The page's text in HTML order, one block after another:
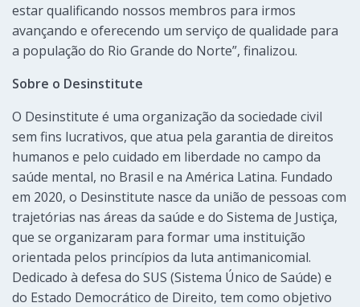
estar qualificando nossos membros para irmos
avançando e oferecendo um serviço de qualidade para
a população do Rio Grande do Norte”, finalizou.
Sobre o Desinstitute
O Desinstitute é uma organização da sociedade civil
sem fins lucrativos, que atua pela garantia de direitos
humanos e pelo cuidado em liberdade no campo da
saúde mental, no Brasil e na América Latina. Fundado
em 2020, o Desinstitute nasce da união de pessoas com
trajetórias nas áreas da saúde e do Sistema de Justiça,
que se organizaram para formar uma instituição
orientada pelos princípios da luta antimanicomial.
Dedicado à defesa do SUS (Sistema Único de Saúde) e
do Estado Democrático de Direito, tem como objetivo